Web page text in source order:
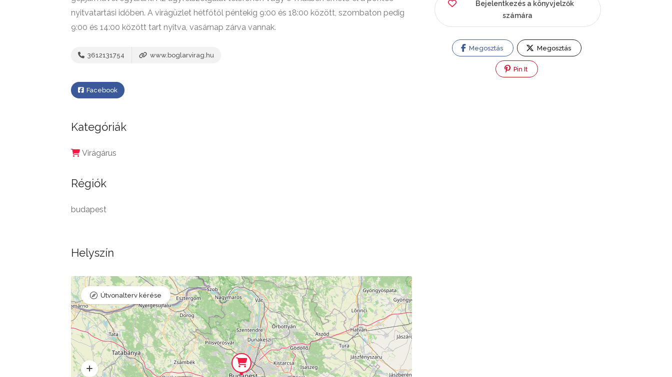
nyitvatartási időben. A virágüzlet hétfőtől péntekig 9:00 és 18:00 között, szombaton pedig
9:00 és 14:00 között tart nyitva, vasárnap zárva vannak.
3612131754 www.boglarvirag.hu
Facebook
Kategóriák
Virágárus
Régiók
budapest
Helyszín
Útvonalterv kérése
Bejelentkezés a könyvjelzők
számára
Megosztás Megosztás
Pin It